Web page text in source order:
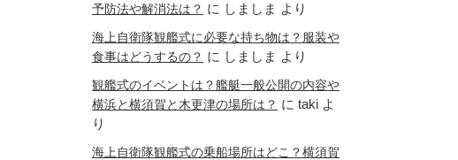
予防法や解消法は？ に しましま より
海上自衛隊観艦式に必要な持ち物は？服装や
食事はどうするの？ に しましま より
観艦式のイベントは？艦艇一般公開の内容や
横浜と横須賀と木更津の場所は？ に taki よ
り
海上自衛隊観艦式の乗船場所はどこ？横須賀